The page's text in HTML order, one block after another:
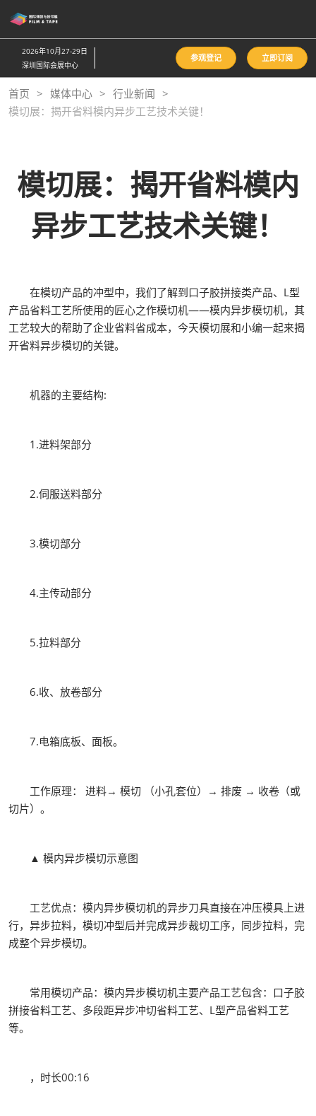
接
跳
至
内
容
2026年10月27-29日
深圳国际会展中心
参观登记 立即订阅
首页 媒体中心
行业新闻
模切展：揭开省料模内异步工艺技术关键！
模切展：揭开省料模内
异步工艺技术关键！
在模切产品的冲型中，我们了解到口子胶拼接类产品、L型
产品省料工艺所使用的匠心之作模切机——模内异步模切机，其
工艺较大的帮助了企业省料省成本，今天模切展和小编一起来揭
开省料异步模切的关键。
机器的主要结构:
1.进料架部分
2.伺服送料部分
3.模切部分
4.主传动部分
5.拉料部分
6.收、放卷部分
7.电箱底板、面板。
工作原理： 进料→ 模切 （小孔套位）→ 排废 → 收卷（或
切片）。
▲ 模内异步模切示意图
工艺优点：模内异步模切机的异步刀具直接在冲压模具上进
行，异步拉料，模切冲型后并完成异步裁切工序，同步拉料，完
成整个异步模切。
常用模切产品：模内异步模切机主要产品工艺包含：口子胶
拼接省料工艺、多段距异步冲切省料工艺、L型产品省料工艺
等。
，时长00:16